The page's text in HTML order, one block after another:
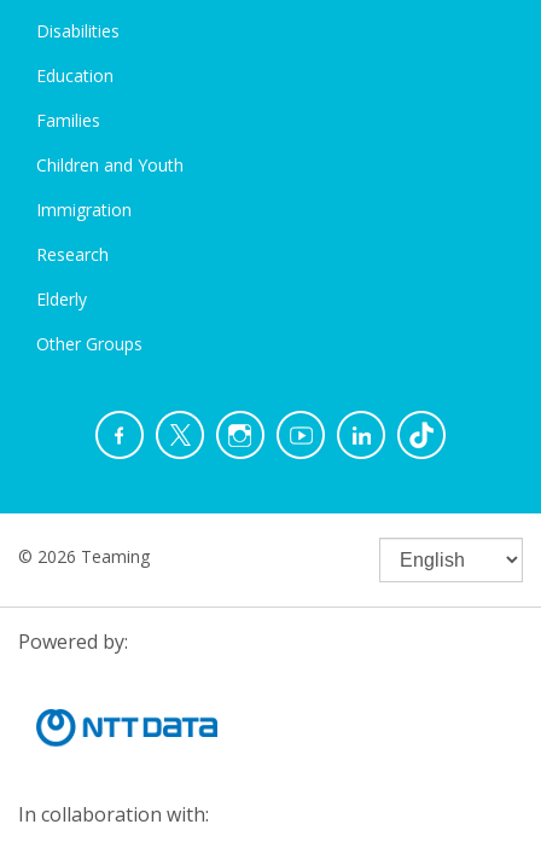
Disabilities
Education
Families
Children and Youth
Immigration
Research
Elderly
Other Groups
© 2026 Teaming
Powered by:
In collaboration with: